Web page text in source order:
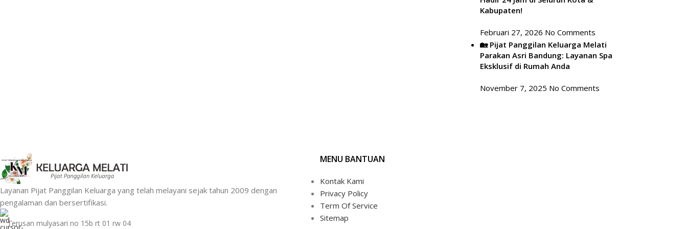
Kabupaten!
Februari 27, 2026 No Comments
🏡 Pijat Panggilan Keluarga Melati
Parakan Asri Bandung: Layanan Spa
Eksklusif di Rumah Anda
November 7, 2025 No Comments
Layanan Pijat Panggilan Keluarga yang telah melayani sejak tahun 2009 dengan
pengalaman dan bersertifikasi.
Terusan mulyasari no 15b rt 01 rw 04
MENU BANTUAN
Kontak Kami
Privacy Policy
Term Of Service
Sitemap